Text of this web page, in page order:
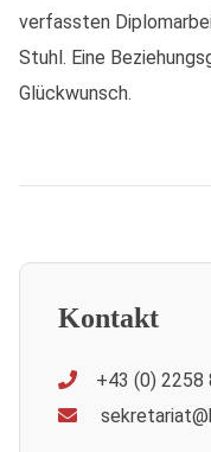
verfassten
Stuhl. Eine
Glückwunsch.
Kontakt
+43 (0) 2258